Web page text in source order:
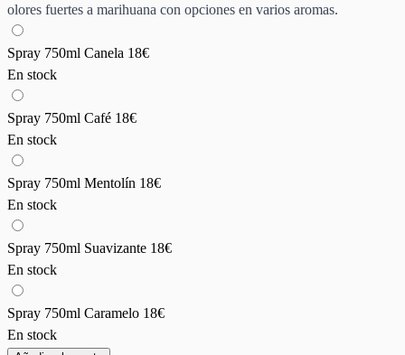
olores fuertes a marihuana con opciones en varios aromas.
Spray 750ml Canela 18€
En stock
Spray 750ml Café 18€
En stock
Spray 750ml Mentolín 18€
En stock
Spray 750ml Suavizante 18€
En stock
Spray 750ml Caramelo 18€
En stock